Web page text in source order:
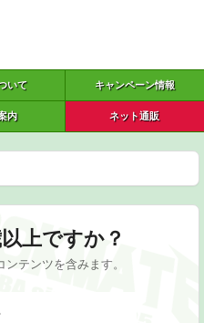
いて キャンペーン情報
内 ネット通販
上ですか？
テンツを含みます。